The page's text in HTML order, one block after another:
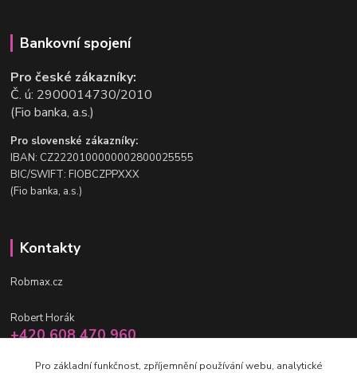
Bankovní spojení
Pro české zákazníky:
Č. ú: 2900014730/2010
(Fio banka, a.s.)
Pro slovenské zákazníky:
IBAN: CZ2220100000002800025555
BIC/SWIFT: FIOBCZPPXXX
(Fio banka, a.s.)
Kontakty
Robmax.cz
Robert Horák
+420 608 470 960
Pro základní funkčnost, zpříjemnění používání webu, analytické